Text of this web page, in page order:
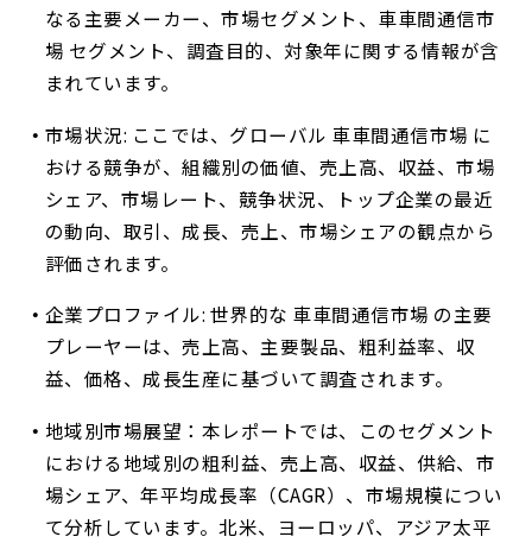
なる主要メーカー、市場セグメント、車車間通信市
場 セグメント、調査目的、対象年に関する情報が含
まれています。
市場状況: ここでは、グローバル 車車間通信市場 に
おける競争が、組織別の価値、売上高、収益、市場
シェア、市場レート、競争状況、トップ企業の最近
の動向、取引、成長、売上、市場シェアの観点から
評価されます。
企業プロファイル: 世界的な 車車間通信市場 の主要
プレーヤーは、売上高、主要製品、粗利益率、収
益、価格、成長生産に基づいて調査されます。
地域別市場展望：本レポートでは、このセグメント
における地域別の粗利益、売上高、収益、供給、市
場シェア、年平均成長率（CAGR）、市場規模につい
て分析しています。北米、ヨーロッパ、アジア太平